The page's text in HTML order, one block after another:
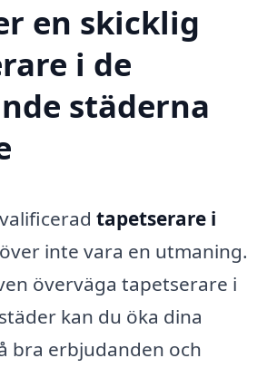
en skicklig
i de
städerna
tapetserare i
inte vara en utmaning.
överväga tapetserare i
kan du öka dina
bra erbjudanden och